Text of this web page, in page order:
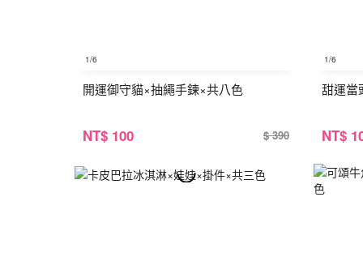
1/6
開運御守貓×抽繩手鍊×共八色
NT$ 100 $ 390
1/6
甜運當
NT$